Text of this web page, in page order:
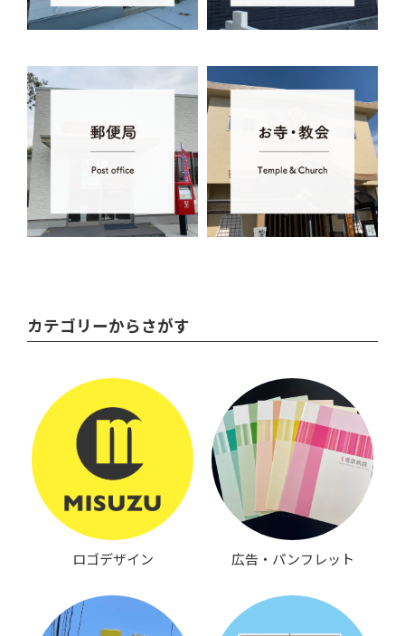
カテゴリーからさがす
ロゴデザイン 広告・パンフレット